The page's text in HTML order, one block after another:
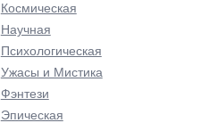
Космическая
Научная
Психологическая
Ужасы и Мистика
Фэнтези
Эпическая